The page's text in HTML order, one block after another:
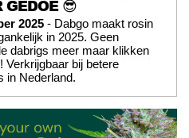
GEDOE 😎
2025 - Dabgo maakt rosin
in 2025. Geen
dabrigs meer maar klikken
Verkrijgbaar bij betere
in Nederland.